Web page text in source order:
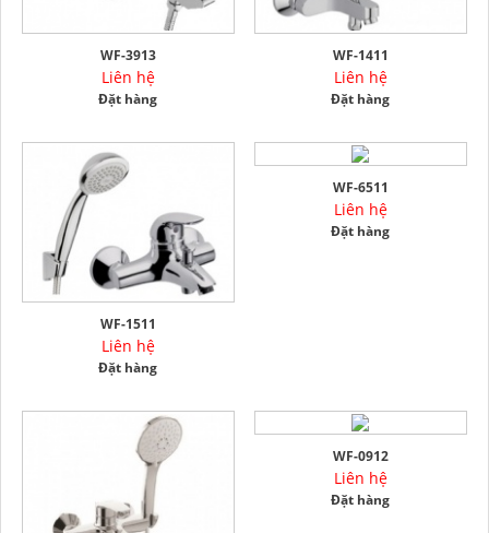
WF-3913
Liên hệ
Đặt hàng
WF-1411
Liên hệ
Đặt hàng
WF-1511
Liên hệ
Đặt hàng
WF-6511
Liên hệ
Đặt hàng
WF-0912
Liên hệ
Đặt hàng